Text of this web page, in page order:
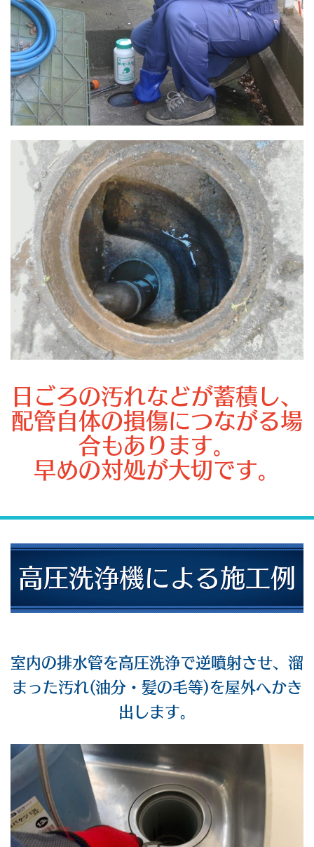
日ごろの汚れなどが蓄積し、
配管自体の損傷につながる場
合もあります。
早めの対処が大切です。
高圧洗浄機による施工例
室内の排水管を高圧洗浄で逆噴射させ、溜
まった汚れ(油分・髪の毛等)を屋外へかき
出します。